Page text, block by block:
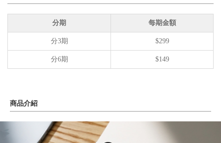
分期 每期金額
分3期 $299
分6期 $149
商品介紹